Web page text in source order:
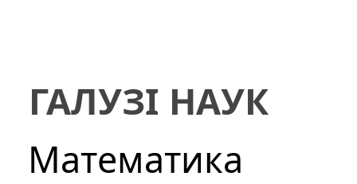
ГАЛУЗІ НАУК
Математика